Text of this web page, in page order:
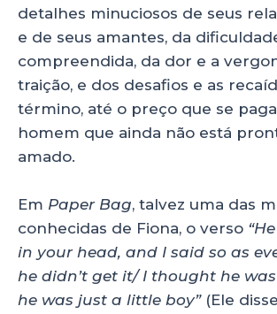
detalhes minuciosos de seus
e de seus amantes, da
compreendida, da dor e a
traição, e dos desafios e as
término, até o preço que se
homem que ainda não está
amado.
Em Paper Bag, talvez uma das
conhecidas de Fiona, o verso
in your head, and I said so as
he didn’t get it/ I thought he
he was just a little boy” (Ele